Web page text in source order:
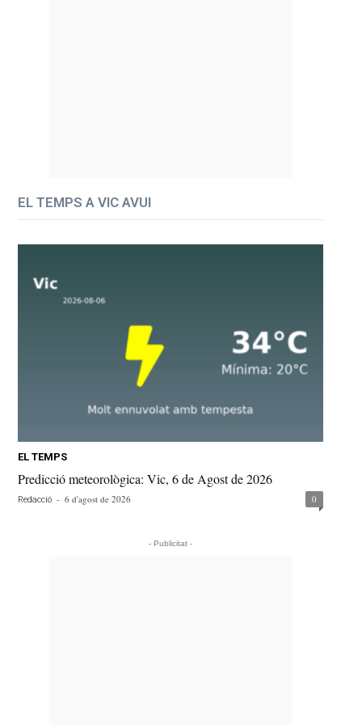
EL TEMPS A VIC AVUI
EL TEMPS
Predicció meteorològica: Vic, 6 de Agost de 2026
Redacció - 6 d'agost de 2026 0
- Publicitat -